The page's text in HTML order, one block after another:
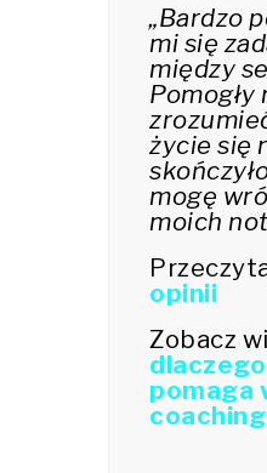
„Bardzo
mi się
między
Pomogły
życie się
mogę
moich
opinii
Zobacz
pomaga